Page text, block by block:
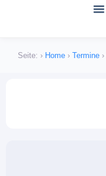
Seite: › Home › Termine ›